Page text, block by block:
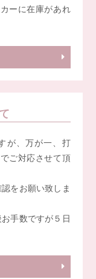
ーに在庫があれ
が、万が一、打
ご対応させて頂
をお願い致しま
手数ですが５日